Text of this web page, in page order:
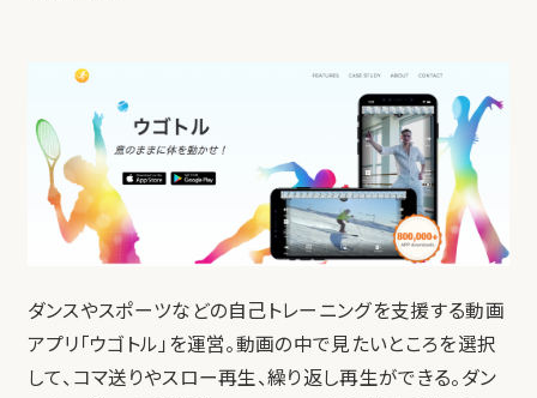
ダンスやスポーツなどの自己トレーニングを支援する動画
アプリ「ウゴトル」を運営。動画の中で見たいところを選択
して、コマ送りやスロー再生、繰り返し再生ができる。ダン